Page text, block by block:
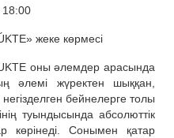
18:00
жеке көрмесі
оны әлемдер арасында
әлемі жүректен шыққан,
бейнелерге толы
туындысында абсолюттік
көрінеді. Сонымен қатар